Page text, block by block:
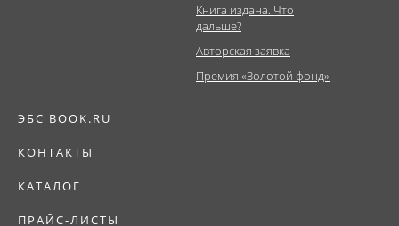
Книга издана. Что
дальше?
Авторская заявка
Премия «Золотой фонд»
ЭБС BOOK.RU
КОНТАКТЫ
КАТАЛОГ
ПРАЙС-ЛИСТЫ